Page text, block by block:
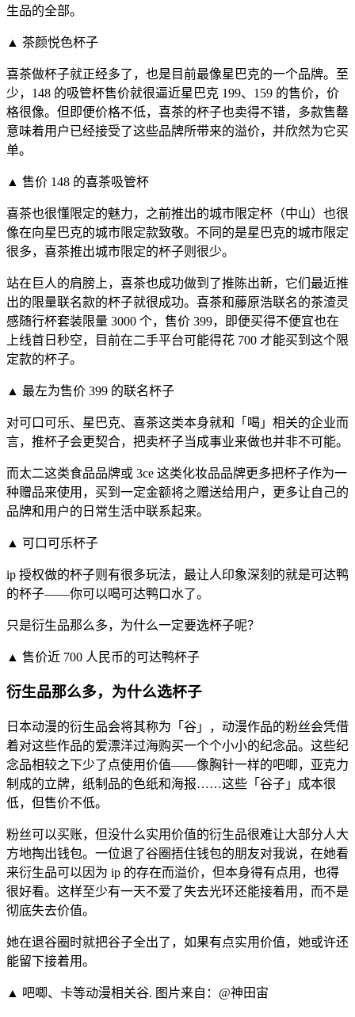
生品的全部。
▲ 茶颜悦色杯子
喜茶做杯子就正经多了，也是目前最像星巴克的一个品牌。至
少，148 的吸管杯售价就很逼近星巴克 199、159 的售价，价
格很像。但即便价格不低，喜茶的杯子也卖得不错，多款售罄
意味着用户已经接受了这些品牌所带来的溢价，并欣然为它买
单。
▲ 售价 148 的喜茶吸管杯
喜茶也很懂限定的魅力，之前推出的城市限定杯（中山）也很
像在向星巴克的城市限定款致敬。不同的是星巴克的城市限定
很多，喜茶推出城市限定的杯子则很少。
站在巨人的肩膀上，喜茶也成功做到了推陈出新，它们最近推
出的限量联名款的杯子就很成功。喜茶和藤原浩联名的茶渣灵
感随行杯套装限量 3000 个，售价 399，即便买得不便宜也在
上线首日秒空，目前在二手平台可能得花 700 才能买到这个限
定款的杯子。
▲ 最左为售价 399 的联名杯子
对可口可乐、星巴克、喜茶这类本身就和「喝」相关的企业而
言，推杯子会更契合，把卖杯子当成事业来做也并非不可能。
而太二这类食品品牌或 3ce 这类化妆品品牌更多把杯子作为一
种赠品来使用，买到一定金额将之赠送给用户，更多让自己的
品牌和用户的日常生活中联系起来。
▲ 可口可乐杯子
ip 授权做的杯子则有很多玩法，最让人印象深刻的就是可达鸭
的杯子——你可以喝可达鸭口水了。
只是衍生品那么多，为什么一定要选杯子呢？
▲ 售价近 700 人民币的可达鸭杯子
衍生品那么多，为什么选杯子
日本动漫的衍生品会将其称为「谷」，动漫作品的粉丝会凭借
着对这些作品的爱漂洋过海购买一个个小小的纪念品。这些纪
念品相较之下少了点使用价值——像胸针一样的吧唧，亚克力
制成的立牌，纸制品的色纸和海报……这些「谷子」成本很
低，但售价不低。
粉丝可以买账，但没什么实用价值的衍生品很难让大部分人大
方地掏出钱包。一位退了谷圈捂住钱包的朋友对我说，在她看
来衍生品可以因为 ip 的存在而溢价，但本身得有点用，也得
很好看。这样至少有一天不爱了失去光环还能接着用，而不是
彻底失去价值。
她在退谷圈时就把谷子全出了，如果有点实用价值，她或许还
能留下接着用。
▲ 吧唧、卡等动漫相关谷. 图片来自：@神田宙